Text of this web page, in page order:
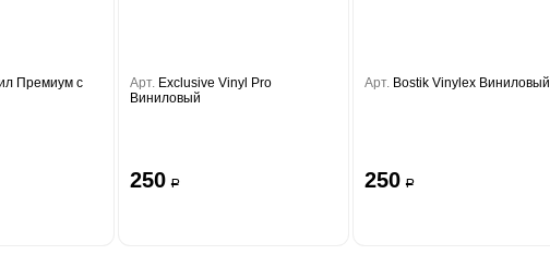
Премиум с
Арт. Exclusive Vinyl Pro
Виниловый
250 a
Арт. Bostik Vinylex Виниловый
250 a